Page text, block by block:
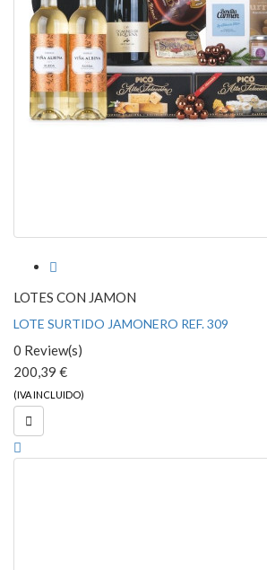

LOTES CON JAMON
LOTE SURTIDO JAMONERO REF. 309
0 Review(s)
200,39 €
(IVA INCLUIDO)
